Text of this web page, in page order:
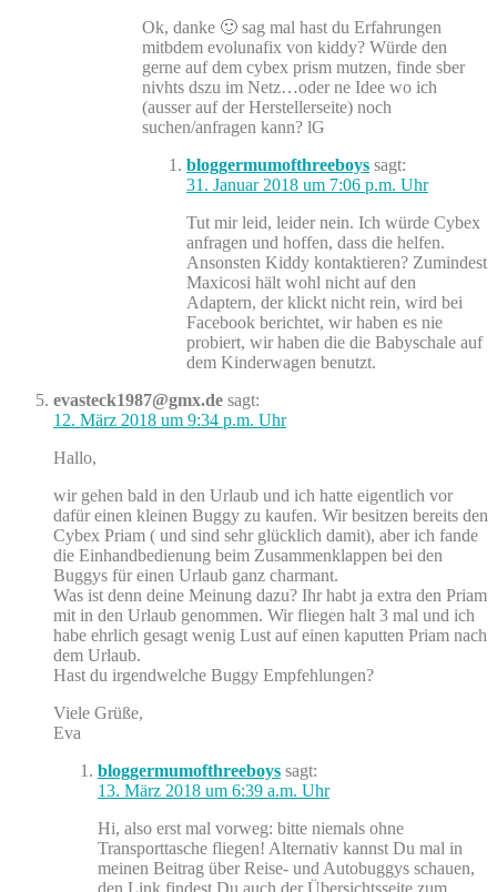
Ok, danke 🙂 sag mal hast du Erfahrungen
mitbdem evolunafix von kiddy? Würde den
gerne auf dem cybex prism mutzen, finde sber
nivhts dszu im Netz…oder ne Idee wo ich
(ausser auf der Herstellerseite) noch
suchen/anfragen kann? lG
bloggermumofthreeboys sagt:
31. Januar 2018 um 7:06 p.m. Uhr
Tut mir leid, leider nein. Ich würde Cybex
anfragen und hoffen, dass die helfen.
Ansonsten Kiddy kontaktieren? Zumindest
Maxicosi hält wohl nicht auf den
Adaptern, der klickt nicht rein, wird bei
Facebook berichtet, wir haben es nie
probiert, wir haben die die Babyschale auf
dem Kinderwagen benutzt.
evasteck1987@gmx.de sagt:
12. März 2018 um 9:34 p.m. Uhr
Hallo,
wir gehen bald in den Urlaub und ich hatte eigentlich vor
dafür einen kleinen Buggy zu kaufen. Wir besitzen bereits den
Cybex Priam ( und sind sehr glücklich damit), aber ich fande
die Einhandbedienung beim Zusammenklappen bei den
Buggys für einen Urlaub ganz charmant.
Was ist denn deine Meinung dazu? Ihr habt ja extra den Priam
mit in den Urlaub genommen. Wir fliegen halt 3 mal und ich
habe ehrlich gesagt wenig Lust auf einen kaputten Priam nach
dem Urlaub.
Hast du irgendwelche Buggy Empfehlungen?
Viele Grüße,
Eva
bloggermumofthreeboys sagt:
13. März 2018 um 6:39 a.m. Uhr
Hi, also erst mal vorweg: bitte niemals ohne
Transporttasche fliegen! Alternativ kannst Du mal in
meinen Beitrag über Reise- und Autobuggys schauen,
den Link findest Du auch der Übersichtsseite zum